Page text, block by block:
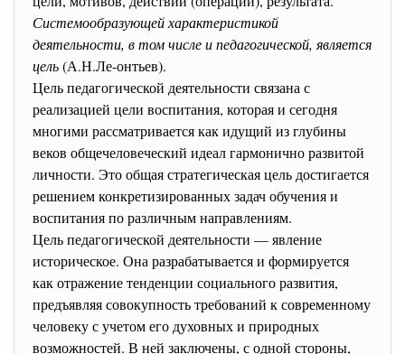
Системообразующей характеристикой
деятельности, в том числе и педагогической, является
цель(А.Н.Ле-онтьев).
Цель педагогической деятельности связана с
реализацией цели воспитания, которая и сегодня
многими рассматривается как идущий из глубины
веков общечеловеческий идеал гармонично развитой
личности. Это общая стратегическая цель достигается
решением конкретизированных задач обучения и
воспитания по различным направлениям.
Цель педагогической деятельности — явление
историческое. Она разрабатывается и формируется
как отражение тенденции социального развития,
предъявляя совокупность требований к современному
человеку с учетом его духовных и природных
возможностей. В ней заключены, с одной стороны,